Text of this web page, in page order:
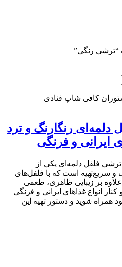
رنگی”
دلمه‌ای رنگارنگ و ترد
ایرانی و فرنگی
فلفل دلمه‌ای یکی از
سریع‌تهیه است که با فلفل‌های
بر زیبایی ظاهری، طعمی
انواع غذاهای ایرانی و فرنگی
همراه شوید و دستور تهیه این